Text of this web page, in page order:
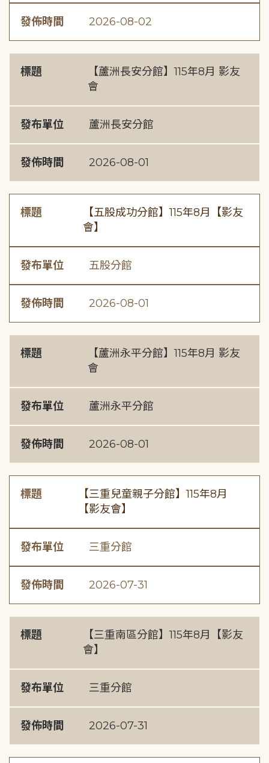
發佈時間 2026-08-02
標題
【蘆洲長安分館】115年8月 影友
會
發布單位 蘆洲長安分館
發佈時間 2026-08-01
標題
【五股成功分館】115年8月【影友
會】
發布單位 五股分館
發佈時間 2026-08-01
標題
【蘆洲永平分館】115年8月 影友
會
發布單位 蘆洲永平分館
發佈時間 2026-08-01
標題
【三重兒童親子分館】115年8月
【影友會】
發布單位 三重分館
發佈時間 2026-07-31
標題
【三重南區分館】115年8月【影友
會】
發布單位 三重分館
發佈時間 2026-07-31